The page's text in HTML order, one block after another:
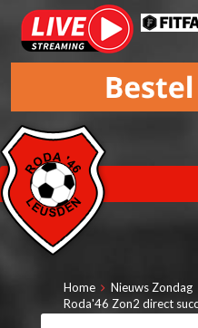
Home
Nieuws Zondag
Roda'46 Zon2 direct